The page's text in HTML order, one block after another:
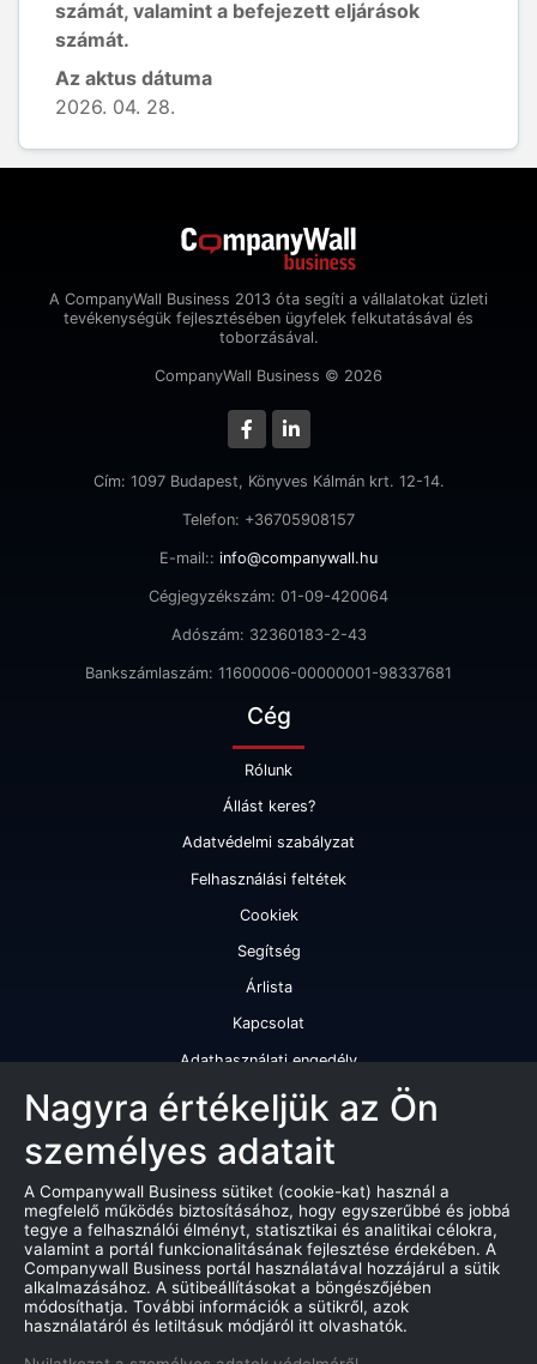
számát, valamint a befejezett eljárások
számát.
Az aktus dátuma
2026. 04. 28.
A CompanyWall Business 2013 óta segíti a vállalatokat üzleti
tevékenységük fejlesztésében ügyfelek felkutatásával és
toborzásával.
CompanyWall Business © 2026
Cím: 1097 Budapest, Könyves Kálmán krt. 12-14.
Telefon: +36705908157
E-mail:: info@companywall.hu
Cégjegyzékszám: 01-09-420064
Adószám: 32360183-2-43
Bankszámlaszám: 11600006-00000001-98337681
Cég
Rólunk
Állást keres?
Adatvédelmi szabályzat
Felhasználási feltétek
Cookiek
Segítség
Árlista
Kapcsolat
Adathasználati engedély
Szolgáltatásaink
Cégminősítés
Cégminősítési riport
Kiváló cégminősítési tanúsítvány
Termékek
Companywall Business - Adattovábbítási szerződés
Nagyra értékeljük az Ön
személyes adatait
A Companywall Business sütiket (cookie-kat) használ a
megfelelő működés biztosításához, hogy egyszerűbbé és jobbá
tegye a felhasználói élményt, statisztikai és analitikai célokra,
valamint a portál funkcionalitásának fejlesztése érdekében. A
Companywall Business portál használatával hozzájárul a sütik
alkalmazásához. A sütibeállításokat a böngészőjében
módosíthatja. További információk a sütikről, azok
használatáról és letiltásuk módjáról itt olvashatók.